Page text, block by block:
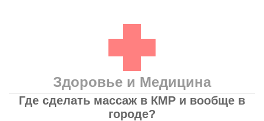
Здоровье и Медицина
Где сделать массаж в КМР и вообще в
городе?